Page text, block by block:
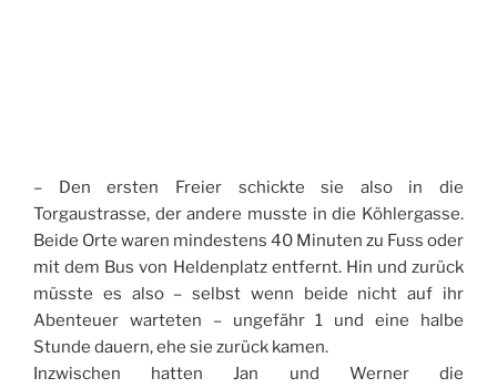
– Den ersten Freier schickte sie also in die
Torgaustrasse, der andere musste in die Köhlergasse.
Beide Orte waren mindestens 40 Minuten zu Fuss oder
mit dem Bus von Heldenplatz entfernt. Hin und zurück
müsste es also – selbst wenn beide nicht auf ihr
Abenteuer warteten – ungefähr 1 und eine halbe
Stunde dauern, ehe sie zurück kamen.
Inzwischen hatten Jan und Werner die